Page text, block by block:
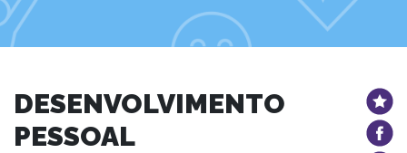
DESENVOLVIMENTO
PESSOAL